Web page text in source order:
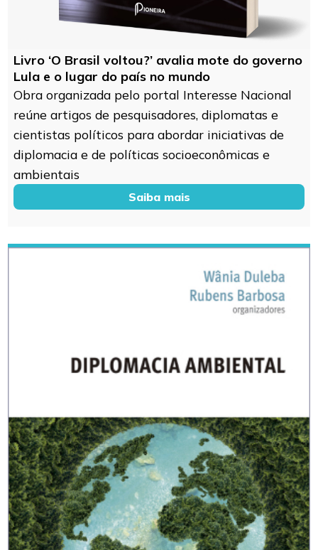
Livro ‘O Brasil voltou?’ avalia mote do governo
Lula e o lugar do país no mundo
Obra organizada pelo portal Interesse Nacional
reúne artigos de pesquisadores, diplomatas e
cientistas políticos para abordar iniciativas de
diplomacia e de políticas socioeconômicas e
ambientais
Saiba mais